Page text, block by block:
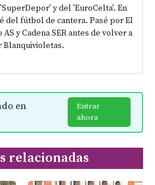
y del 'EuroCelta'. En
del fútbol de cantera. Pasé por El
y Cadena SER antes de volver a
Blanquivioletas.
en
Entrar
ahora
relacionadas